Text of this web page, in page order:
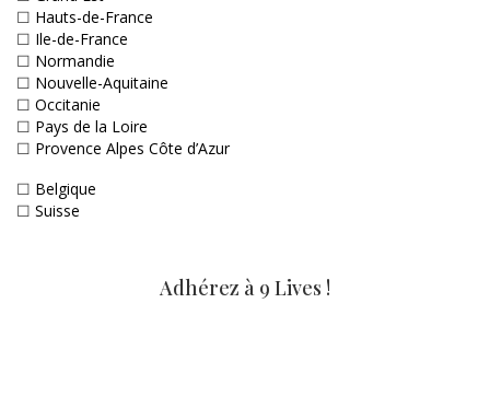
☐ Hauts-de-France
☐ Ile-de-France
☐ Normandie
☐ Nouvelle-Aquitaine
☐ Occitanie
☐ Pays de la Loire
☐ Provence Alpes Côte d’Azur
☐ Belgique
☐ Suisse
Adhérez à 9 Lives !